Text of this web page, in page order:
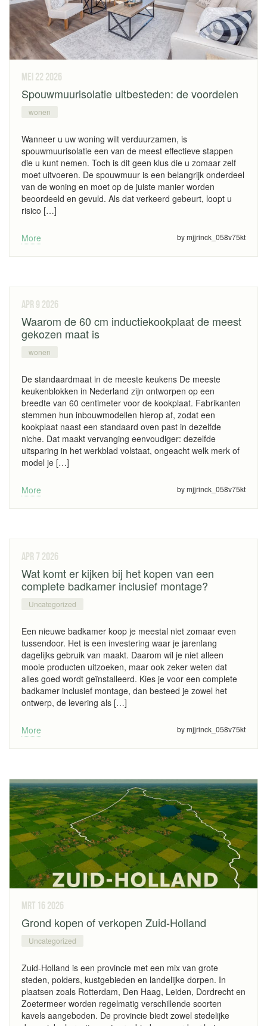
mei 22 2026
Spouwmuurisolatie uitbesteden: de voordelen
wonen
Wanneer u uw woning wilt verduurzamen, is
spouwmuurisolatie een van de meest effectieve stappen
die u kunt nemen. Toch is dit geen klus die u zomaar zelf
moet uitvoeren. De spouwmuur is een belangrijk onderdeel
van de woning en moet op de juiste manier worden
beoordeeld en gevuld. Als dat verkeerd gebeurt, loopt u
risico […]
More by mjjrinck_058v75kt
apr 9 2026
Waarom de 60 cm inductiekookplaat de meest
gekozen maat is
wonen
De standaardmaat in de meeste keukens De meeste
keukenblokken in Nederland zijn ontworpen op een
breedte van 60 centimeter voor de kookplaat. Fabrikanten
stemmen hun inbouwmodellen hierop af, zodat een
kookplaat naast een standaard oven past in dezelfde
niche. Dat maakt vervanging eenvoudiger: dezelfde
uitsparing in het werkblad volstaat, ongeacht welk merk of
model je […]
More by mjjrinck_058v75kt
apr 7 2026
Wat komt er kijken bij het kopen van een
complete badkamer inclusief montage?
Uncategorized
Een nieuwe badkamer koop je meestal niet zomaar even
tussendoor. Het is een investering waar je jarenlang
dagelijks gebruik van maakt. Daarom wil je niet alleen
mooie producten uitzoeken, maar ook zeker weten dat
alles goed wordt geïnstalleerd. Kies je voor een complete
badkamer inclusief montage, dan besteed je zowel het
ontwerp, de levering als […]
More by mjjrinck_058v75kt
mrt 16 2026
Grond kopen of verkopen Zuid-Holland
Uncategorized
Zuid-Holland is een provincie met een mix van grote
steden, polders, kustgebieden en landelijke dorpen. In
plaatsen zoals Rotterdam, Den Haag, Leiden, Dordrecht en
Zoetermeer worden regelmatig verschillende soorten
kavels aangeboden. De provincie biedt zowel stedelijke